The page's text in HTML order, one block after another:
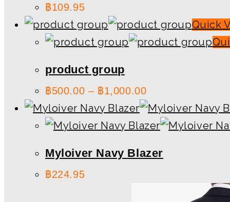
฿109.95
Quick
product group
฿500.00 – ฿1,000.00
Myloiver Navy Blazer
฿224.95